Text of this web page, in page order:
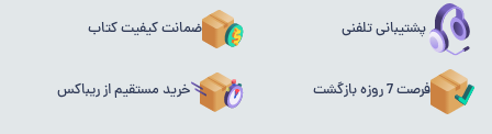
پشتیبانی تلفنی ضمانت کیفیت کتاب
فرصت 7 روزه بازگشت خرید مستقیم از ریباکس